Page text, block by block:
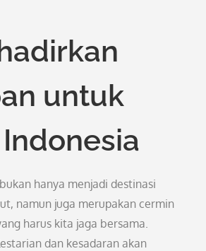
untuk
hanya menjadi destinasi
namun juga merupakan cermin
harus kita jaga bersama.
dan kesadaran akan